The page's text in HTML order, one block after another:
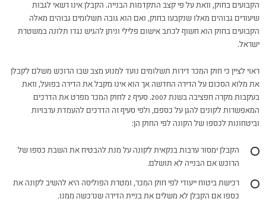
הקבועים בחוק, וזאת על פי קצב התקדמות הבנייה. הקבלן אינו רשאי לגבות
שיעורים גבוהים מאלו שנקבעו בחוק, ואם הוא גובה תשלומים גבוהים מאלה
הקבועים בחוק הוא חשוף לכתב אישום פלילי וניתן להגיש נגדו תלונה במשטרת
ישראל.
ראוי לציין כי חוק המכר דירות תשלומים נועד למנוע מצב שבו הרוכש משלם לקבלן
את מלוא הסכום על הדירה החדשה אך הוא אינו מקבל את הדירה בפועל, וזאת
בעקבות מקרה חפציבה בשנת 2007. סעיף 2 לחוק המכר מפרט את הדרכים
המאפשרות לקונים להגן על כספם, ולפי סעיף זה הדרכים להעמדת ערבויות
וביטחונות לכספו של הקונה לפי החוק הן:
הקבלן ימסור ערבות בנקאית לקונה על מנת להבטיח את השבת כספו של
הרוכש אם הבנייה לא תושלם.
רכישת ביטוח ייעודי לפי חוק המכר, ומטרת הפוליסה היא להשיב לקונה את
כספו אם הקבלן לא משלים את בניית הדירה שנרכשה ממנו.